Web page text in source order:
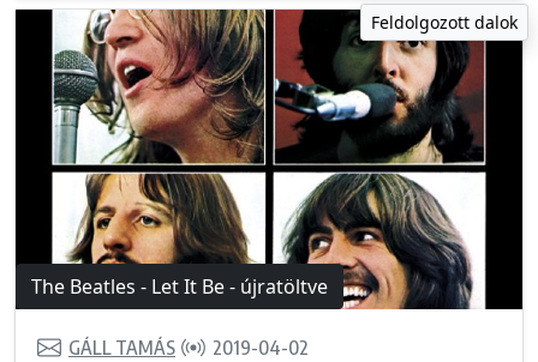
Feldolgozott dalok
The Beatles - Let It Be - újratöltve
GÁLL TAMÁS 2019-04-02